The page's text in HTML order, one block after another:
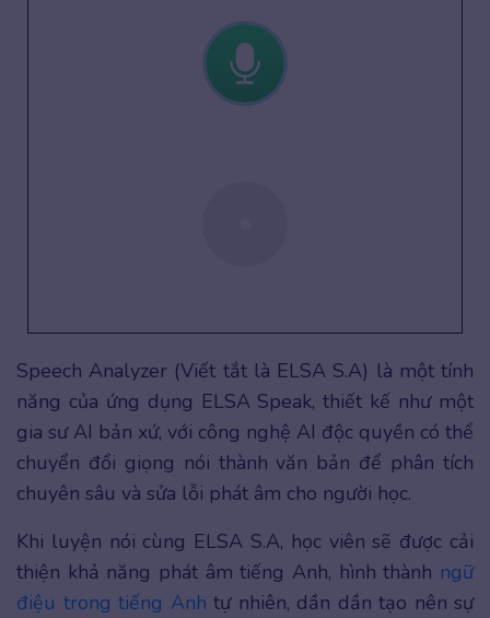
Speech Analyzer (Viết tắt là ELSA S.A) là một tính
năng của ứng dụng ELSA Speak, thiết kế như một
gia sư AI bản xứ, với công nghệ AI độc quyền có thể
chuyển đổi giọng nói thành văn bản để phân tích
chuyên sâu và sửa lỗi phát âm cho người học.
Khi luyện nói cùng ELSA S.A, học viên sẽ được cải
thiện khả năng phát âm tiếng Anh, hình thành ngữ
điệu trong tiếng Anh tự nhiên, dần dần tạo nên sự